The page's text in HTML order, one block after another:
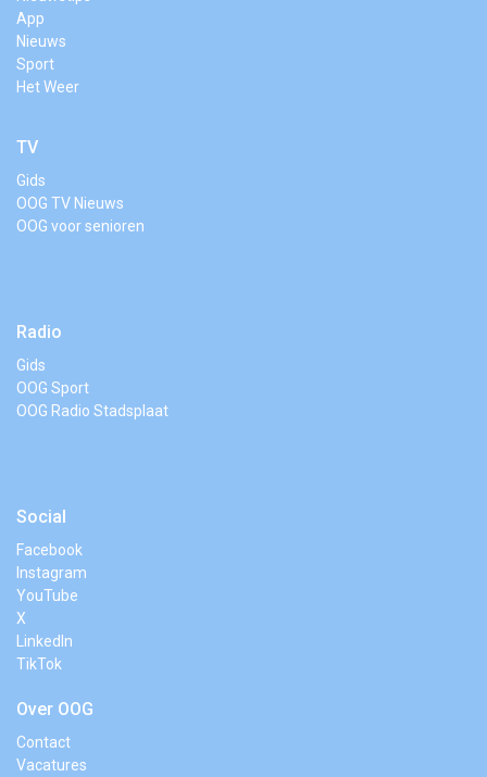
App
Nieuws
Sport
Het Weer
TV
Gids
OOG TV Nieuws
OOG voor senioren
Radio
Gids
OOG Sport
OOG Radio Stadsplaat
Social
Facebook
Instagram
YouTube
X
LinkedIn
TikTok
Over OOG
Contact
Vacatures